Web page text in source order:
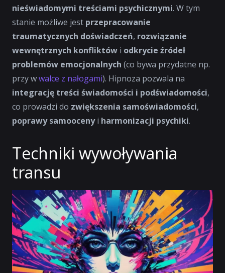
nieświadomymi treściami psychicznymi. W tym
stanie możliwe jest przepracowanie
traumatycznych doświadczeń, rozwiązanie
wewnętrznych konfliktów i odkrycie źródeł
problemów emocjonalnych (co bywa przydatne np.
przy wwalce z nałogami). Hipnoza pozwala na
integrację treści świadomości i podświadomości,
co prowadzi do zwiększenia samoświadomości,
poprawy samoocenyi harmonizacji psychiki.
Techniki wywoływania
transu